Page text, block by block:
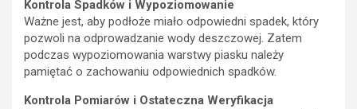
Kontrola Spadków i Wypoziomowanie
Ważne jest, aby podłoże miało odpowiedni spadek, który
pozwoli na odprowadzanie wody deszczowej. Zatem
podczas wypoziomowania warstwy piasku należy
pamiętać o zachowaniu odpowiednich spadków.
Kontrola Pomiarów i Ostateczna Weryfikacja